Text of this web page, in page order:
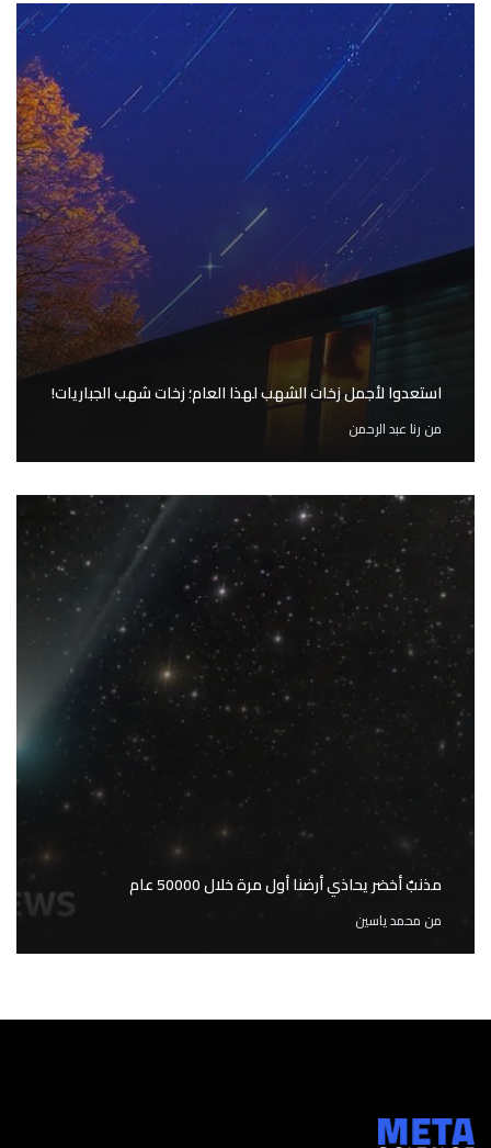
استعدوا لأجمل زخات الشهب لهذا العام؛ زخات شهب الجباريات!
من رنا عبد الرحمن
مذنبٌ أخضر يحاذي أرضنا أول مرة خلال 50000 عام
من محمد ياسين